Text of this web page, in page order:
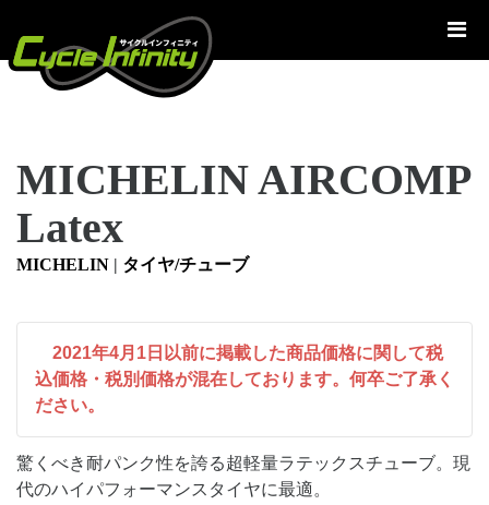
テ
MICHELIN AIRCOMP
Latex
MICHELIN | タイヤ/チューブ
2021年4月1日以前に掲載した商品価格に関して税
込価格・税別価格が混在しております。何卒ご了承く
ださい。
驚くべき耐パンク性を誇る超軽量ラテックスチューブ。現
代のハイパフォーマンスタイヤに最適。